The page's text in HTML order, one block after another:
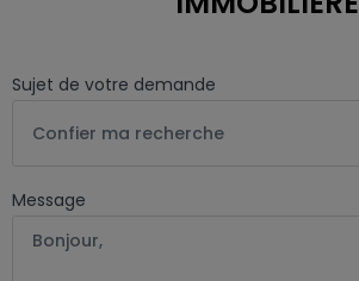
Sujet de votre demande
Confier ma recherche
Message